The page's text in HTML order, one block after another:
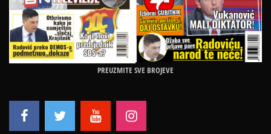
PREUZMITE SVE BROJEVE